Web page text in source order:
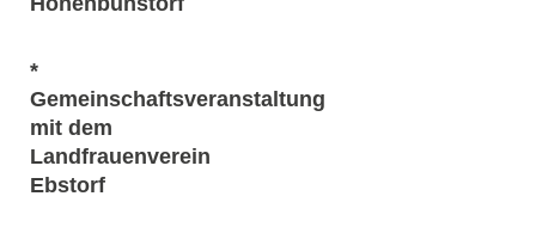
*
Gemeinschaftsveranstaltung
mit dem
Landfrauenverein
Ebstorf